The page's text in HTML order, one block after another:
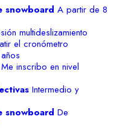
snowboard A partir de 8
multideslizamiento
el cronómetro
Me inscribo en nivel
Intermedio y
snowboard De